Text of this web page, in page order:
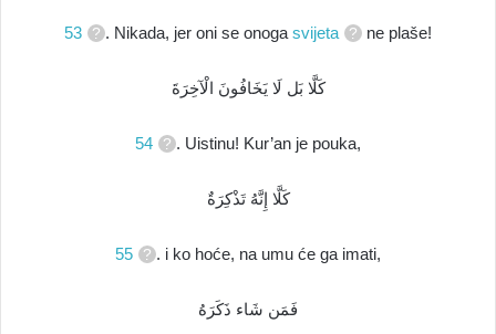
53 . Nikada, jer oni se onogasvijeta ne plaše!
كَلَّا بَل لَا يَخَافُونَ الْآخِرَةَ
54 . Uistinu! Kur’an je pouka,
كَلَّا إِنَّهُ تَذْكِرَةٌ
55 . i ko hoće, na umu će ga imati,
فَمَن شَاء ذَكَرَهُ